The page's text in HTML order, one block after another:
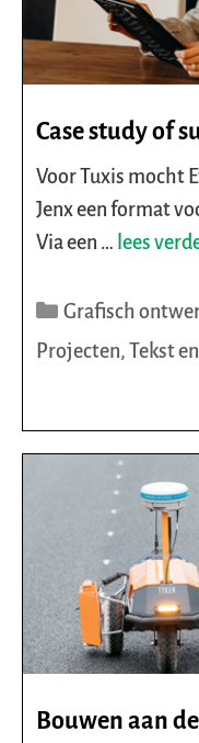
Case study of
Voor Tuxis mocht
Jenx een format
Via een … lees
Categorieën
Grafisch
Projecten, Tekst
Bouwen aan